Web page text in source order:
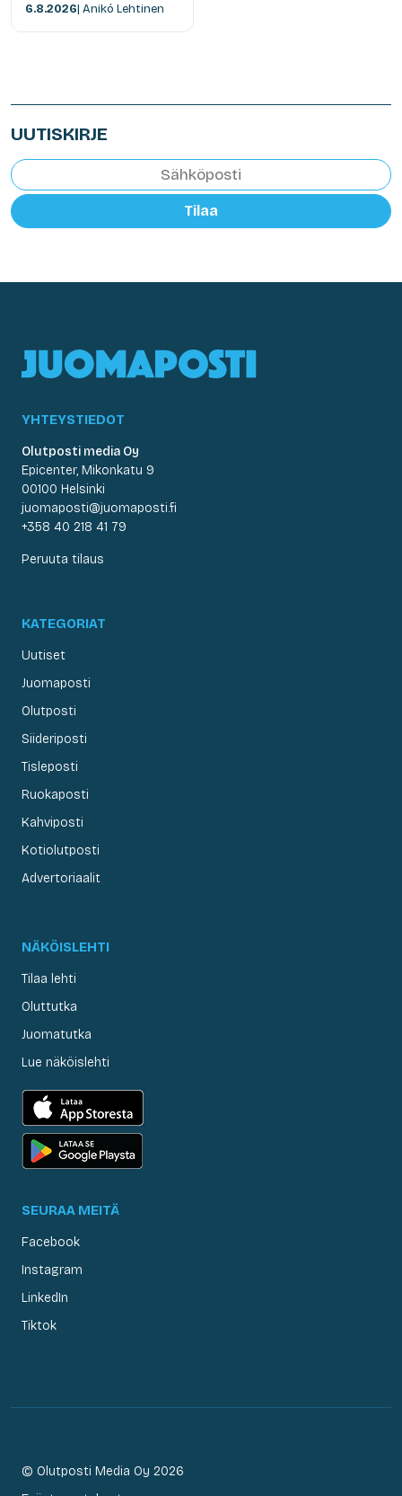
6.8.2026| Anikó Lehtinen
UUTISKIRJE
Tilaa
YHTEYSTIEDOT
Olutposti media Oy
Epicenter, Mikonkatu 9
00100 Helsinki
juomaposti@juomaposti.fi
+358 40 218 41 79
Peruuta tilaus
KATEGORIAT
Uutiset
Juomaposti
Olutposti
Siideriposti
Tisleposti
Ruokaposti
Kahviposti
Kotiolutposti
Advertoriaalit
NÄKÖISLEHTI
Tilaa lehti
Oluttutka
Juomatutka
Lue näköislehti
SEURAA MEITÄ
Facebook
Instagram
LinkedIn
Tiktok
© Olutposti Media Oy 2026